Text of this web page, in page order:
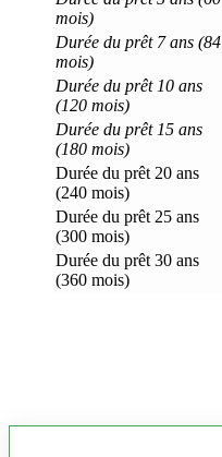
mois)
Durée du prêt 7 ans (84
mois)
Durée du prêt 10 ans
(120 mois)
Durée du prêt 15 ans
(180 mois)
Durée du prêt 20 ans
(240 mois)
Durée du prêt 25 ans
(300 mois)
Durée du prêt 30 ans
(360 mois)